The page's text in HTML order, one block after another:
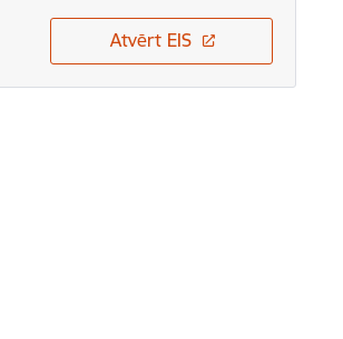
Atvērt EIS